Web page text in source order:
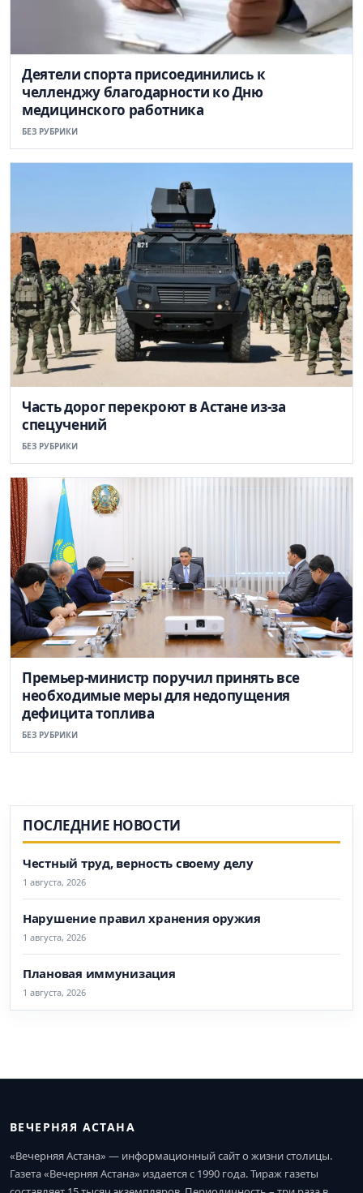
Деятели спорта присоединились к
челленджу благодарности ко Дню
медицинского работника
БЕЗ РУБРИКИ
Часть дорог перекроют в Астане из-за
спецучений
БЕЗ РУБРИКИ
Премьер-министр поручил принять все
необходимые меры для недопущения
дефицита топлива
БЕЗ РУБРИКИ
ПОСЛЕДНИЕ НОВОСТИ
Честный труд, верность своему делу
1 августа, 2026
Нарушение правил хранения оружия
1 августа, 2026
Плановая иммунизация
1 августа, 2026
ВЕЧЕРНЯЯ АСТАНА
«Вечерняя Астана» — информационный сайт о жизни столицы.
Газета «Вечерняя Астана» издается с 1990 года. Тираж газеты